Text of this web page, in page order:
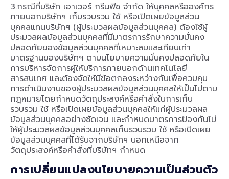
3.กรณีที่บริษัท เอาเวอร์ กรีนฟิช จำกัด ให้บุคคลหรือองค์กร
ภายนอกบริษัทฯ เก็บรวบรวม ใช้ หรือเปิดเผยข้อมูลส่วน
บุคคลแทนบริษัทฯ (ผู้ประมวลผลข้อมูลส่วนบุคคล) ต้องใช้ผู้
ประมวลผลข้อมูลส่วนบุคคลที่มีมาตรการรักษาความมั่นคง
ปลอดภัยของข้อมูลส่วนบุคคลที่เหมาะสมและเทียบเท่า
มาตรฐานของบริษัทฯ ตามนโยบายความมั่นคงปลอดภัยใน
การบริหารจัดการผู้ให้บริการภายนอกด้านเทคโนโลยี
สารสนเทศ และต้องจัดให้มีข้อตกลงระหว่างกันเพื่อควบคุม
การดำเนินงานของผู้ประมวลผลข้อมูลส่วนบุคคลให้เป็นไปตาม
กฎหมายโดยกำหนดวัตถุประสงค์หรือคำสั่งในการเก็บ
รวบรวม ใช้ หรือเปิดเผยข้อมูลส่วนบุคคลให้แก่ผู้ประมวลผล
ข้อมูลส่วนบุคคลอย่างชัดเจน และกำหนดมาตรการป้องกันไม่
ให้ผู้ประมวลผลข้อมูลส่วนบุคคลเก็บรวบรวม ใช้ หรือเปิดเผย
ข้อมูลส่วนบุคคลที่ได้รับจากบริษัทฯ นอกเหนือจาก
วัตถุประสงค์หรือคำสั่งที่บริษัทฯ กำหนด
การเปลี่ยนแปลงนโยบายความเป็นส่วนตัว